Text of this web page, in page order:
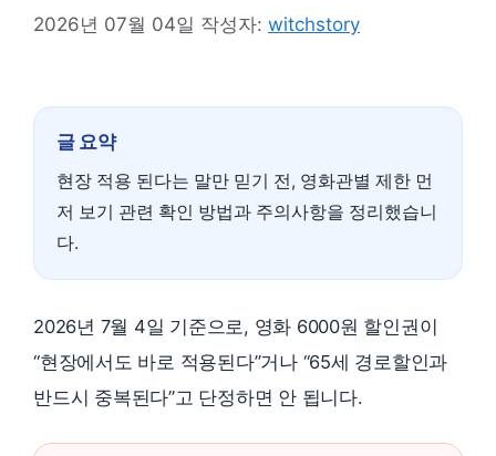
2026년 07월 04일 작성자: witchstory
글 요약
현장 적용 된다는 말만 믿기 전, 영화관별 제한 먼
저 보기 관련 확인 방법과 주의사항을 정리했습니
다.
2026년 7월 4일 기준으로, 영화 6000원 할인권이
“현장에서도 바로 적용된다”거나 “65세 경로할인과
반드시 중복된다”고 단정하면 안 됩니다.